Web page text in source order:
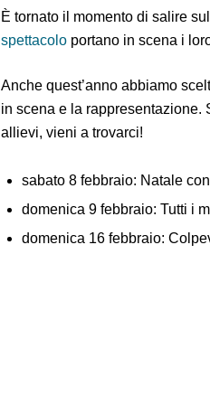
È tornato il momento di salire
spettacolo portano in scena i
Anche quest’anno abbiamo
in scena e la rappresentazione.
allievi, vieni a trovarci!
sabato 8 febbraio: Natale
domenica 9 febbraio: Tutti i
domenica 16 febbraio: